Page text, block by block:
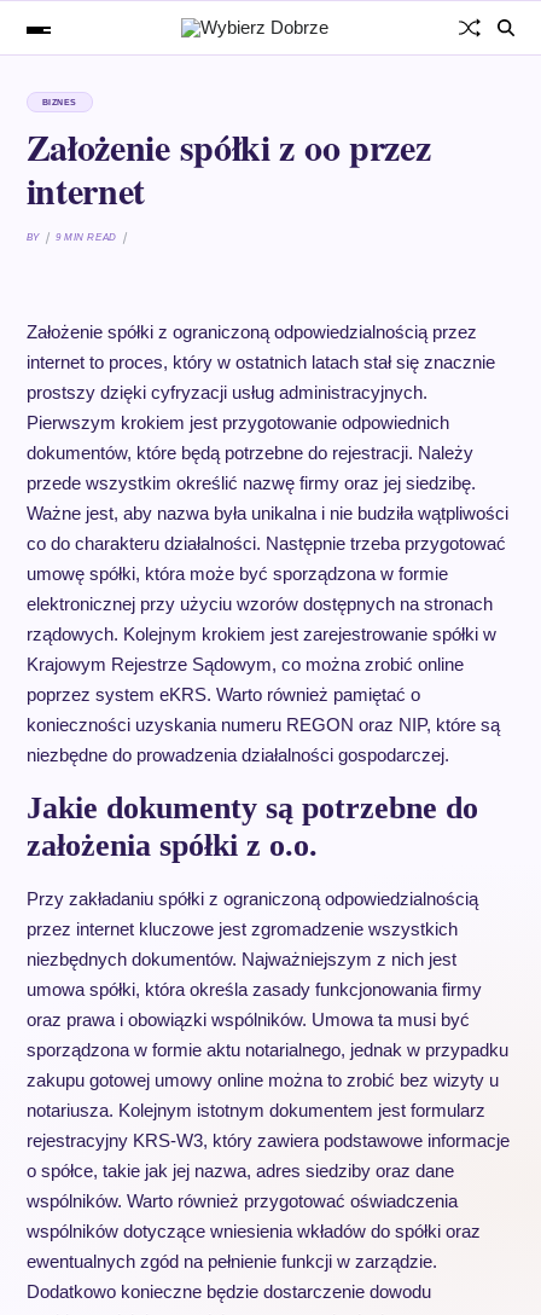
BIZNES
Założenie spółki z oo przez
internet
BY 9 MIN READ
Założenie spółki z ograniczoną odpowiedzialnością przez
internet to proces, który w ostatnich latach stał się znacznie
prostszy dzięki cyfryzacji usług administracyjnych.
Pierwszym krokiem jest przygotowanie odpowiednich
dokumentów, które będą potrzebne do rejestracji. Należy
przede wszystkim określić nazwę firmy oraz jej siedzibę.
Ważne jest, aby nazwa była unikalna i nie budziła wątpliwości
co do charakteru działalności. Następnie trzeba przygotować
umowę spółki, która może być sporządzona w formie
elektronicznej przy użyciu wzorów dostępnych na stronach
rządowych. Kolejnym krokiem jest zarejestrowanie spółki w
Krajowym Rejestrze Sądowym, co można zrobić online
poprzez system eKRS. Warto również pamiętać o
konieczności uzyskania numeru REGON oraz NIP, które są
niezbędne do prowadzenia działalności gospodarczej.
Jakie dokumenty są potrzebne do
założenia spółki z o.o.
Przy zakładaniu spółki z ograniczoną odpowiedzialnością
przez internet kluczowe jest zgromadzenie wszystkich
niezbędnych dokumentów. Najważniejszym z nich jest
umowa spółki, która określa zasady funkcjonowania firmy
oraz prawa i obowiązki wspólników. Umowa ta musi być
sporządzona w formie aktu notarialnego, jednak w przypadku
zakupu gotowej umowy online można to zrobić bez wizyty u
notariusza. Kolejnym istotnym dokumentem jest formularz
rejestracyjny KRS-W3, który zawiera podstawowe informacje
o spółce, takie jak jej nazwa, adres siedziby oraz dane
wspólników. Warto również przygotować oświadczenia
wspólników dotyczące wniesienia wkładów do spółki oraz
ewentualnych zgód na pełnienie funkcji w zarządzie.
Dodatkowo konieczne będzie dostarczenie dowodu